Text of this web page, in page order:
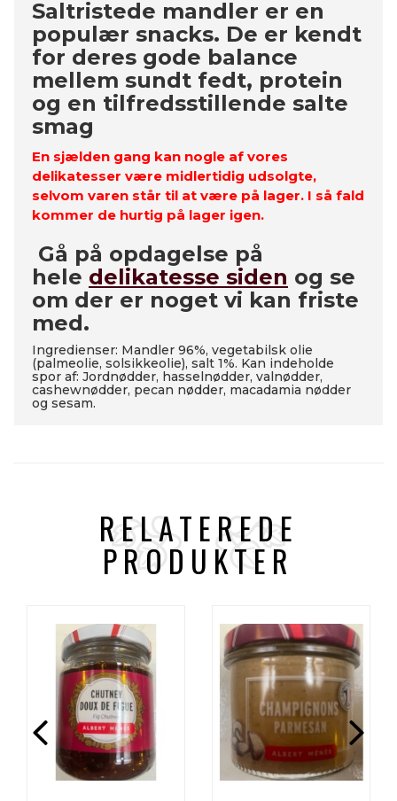
Saltristede mandler er en
populær snacks. De er kendt
for deres gode balance
mellem sundt fedt, protein
og en tilfredsstillende salte
smag
En sjælden gang kan nogle af vores
delikatesser være midlertidig udsolgte,
selvom varen står til at være på lager. I så fald
kommer de hurtig på lager igen.
Gå på opdagelse på
hele delikatesse siden og se
om der er noget vi kan friste
med.
Ingredienser: Mandler 96%, vegetabilsk olie
(palmeolie, solsikkeolie), salt 1%. Kan indeholde
spor af: Jordnødder, hasselnødder, valnødder,
cashewnødder, pecan nødder, macadamia nødder
og sesam.
RELATEREDE
PRODUKTER